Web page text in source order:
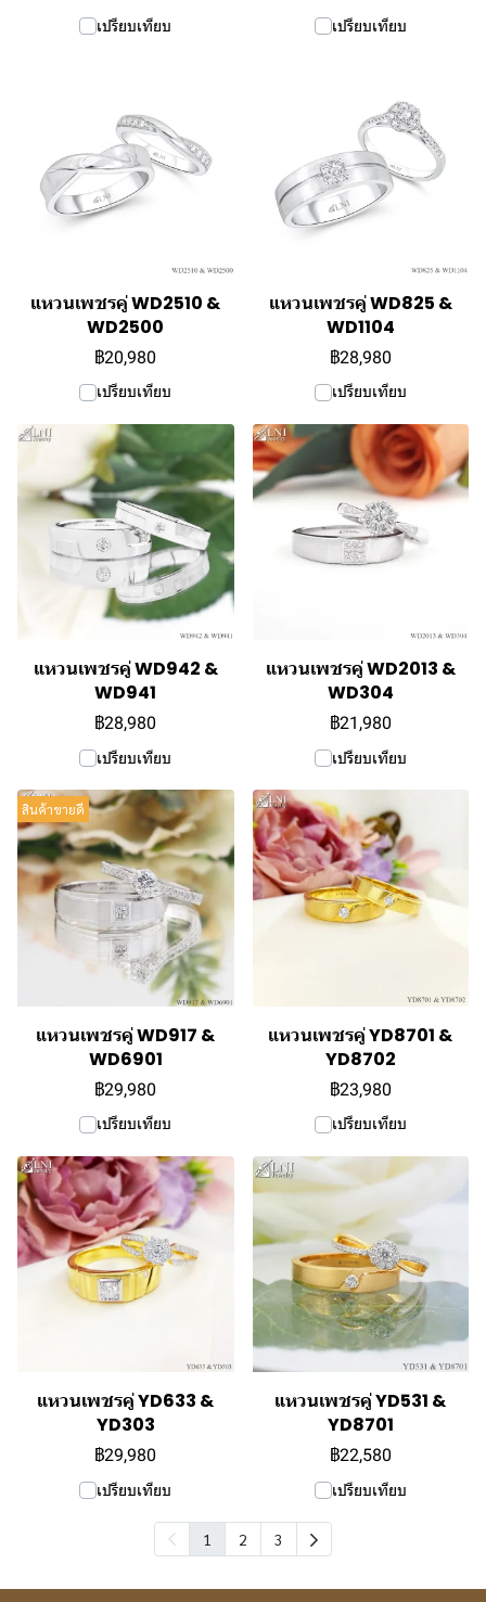
เปรียบเทียบ เปรียบเทียบ
แหวนเพชรคู่ WD2510 &
WD2500
฿20,980
เปรียบเทียบ
แหวนเพชรคู่ WD825 &
WD1104
฿28,980
เปรียบเทียบ
แหวนเพชรคู่ WD942 &
WD941
฿28,980
เปรียบเทียบ
แหวนเพชรคู่ WD2013 &
WD304
฿21,980
เปรียบเทียบ
สินค้าขายดี
แหวนเพชรคู่ WD917 &
WD6901
฿29,980
เปรียบเทียบ
แหวนเพชรคู่ YD8701 &
YD8702
฿23,980
เปรียบเทียบ
แหวนเพชรคู่ YD633 &
YD303
฿29,980
เปรียบเทียบ
แหวนเพชรคู่ YD531 &
YD8701
฿22,580
เปรียบเทียบ
1 2 3